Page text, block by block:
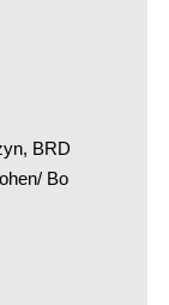
BRD
Bo